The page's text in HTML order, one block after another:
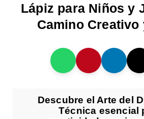
Lápiz para Niños y
Camino
Descubre el Arte del
Técnica esencial